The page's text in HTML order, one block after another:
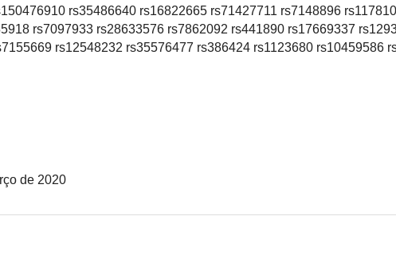
rs35486640 rs16822665 rs71427711 rs7148896
rs7097933 rs28633576 rs7862092 rs441890 rs17669337
rs12548232 rs35576477 rs386424 rs1123680 rs10459586
de 2020